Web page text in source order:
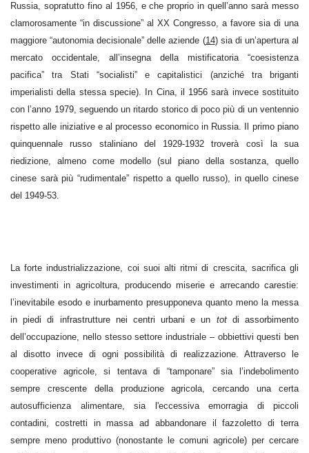
Russia, sopratutto fino al 1956, e che proprio in quell’anno sarà messo
clamorosamente “in discussione” al XX Congresso, a favore sia di una
maggiore “autonomia decisionale” delle aziende (14) sia di un’apertura al
mercato occidentale, all’insegna della mistificatoria “coesistenza
pacifica” tra Stati “socialisti” e capitalistici (anziché tra briganti
imperialisti della stessa specie). In Cina, il 1956 sarà invece sostituito
con l’anno 1979, seguendo un ritardo storico di poco più di un ventennio
rispetto alle iniziative e al processo economico in Russia. Il primo piano
quinquennale russo staliniano del 1929-1932 troverà così la sua
riedizione, almeno come modello (sul piano della sostanza, quello
cinese sarà più “rudimentale” rispetto a quello russo), in quello cinese
del 1949-53.
La forte industrializzazione, coi suoi alti ritmi di crescita, sacrifica gli
investimenti in agricoltura, producendo miserie e arrecando carestie:
l’inevitabile esodo e inurbamento presupponeva quanto meno la messa
in piedi di infrastrutture nei centri urbani e un totdi assorbimento
dell’occupazione, nello stesso settore industriale – obbiettivi questi ben
al disotto invece di ogni possibilità di realizzazione. Attraverso le
cooperative agricole, si tentava di “tamponare” sia l’indebolimento
sempre crescente della produzione agricola, cercando una certa
autosufficienza alimentare, sia l'eccessiva emorragia di piccoli
contadini, costretti in massa ad abbandonare il fazzoletto di terra
sempre meno produttivo (nonostante le comuni agricole) per cercare